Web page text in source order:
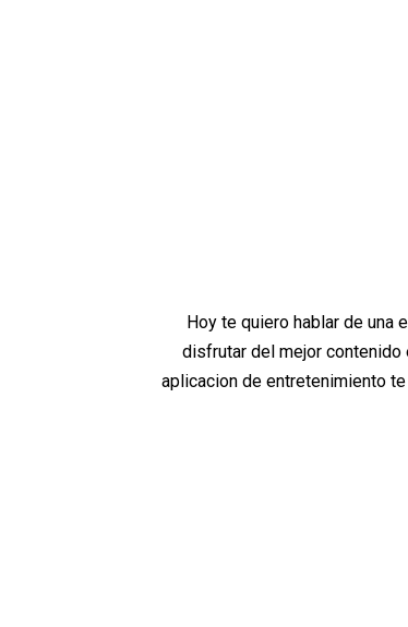
Hoy te quiero hablar de una
disfrutar del mejor contenido
aplicacion de entretenimiento